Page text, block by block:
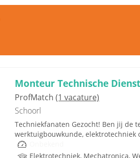
Monteur Technische
ProfMatch (1 vacature)
Schoorl
Techniekfanaten Gezocht! Ben jij de
werktuigbouwkunde, elektrotechniek